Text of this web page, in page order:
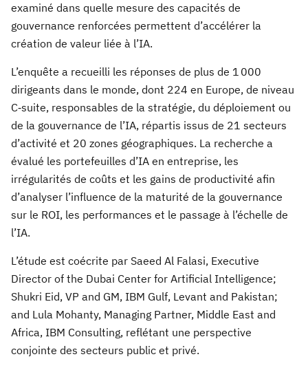
examiné dans quelle mesure des capacités de
gouvernance renforcées permettent d’accélérer la
création de valeur liée à l’IA.
L’enquête a recueilli les réponses de plus de 1 000
dirigeants dans le monde, dont 224 en Europe, de niveau
C‑suite, responsables de la stratégie, du déploiement ou
de la gouvernance de l’IA, répartis issus de 21 secteurs
d’activité et 20 zones géographiques. La recherche a
évalué les portefeuilles d’IA en entreprise, les
irrégularités de coûts et les gains de productivité afin
d’analyser l’influence de la maturité de la gouvernance
sur le ROI, les performances et le passage à l’échelle de
l’IA.
L’étude est coécrite par Saeed Al Falasi, Executive
Director of the Dubai Center for Artificial Intelligence;
Shukri Eid, VP and GM, IBM Gulf, Levant and Pakistan;
and Lula Mohanty, Managing Partner, Middle East and
Africa, IBM Consulting, reflétant une perspective
conjointe des secteurs public et privé.